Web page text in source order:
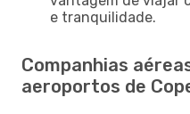
e tranquilidade.
Companhias
aeroportos de